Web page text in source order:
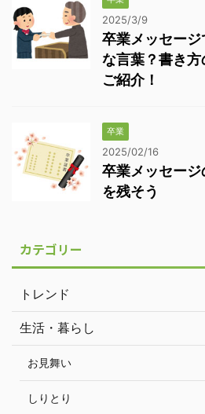
2025/3/9
卒業メッセー
な言葉？書き
ご紹介！
卒業
2025/02/16
卒業メッセー
を残そう
カテゴリー
トレンド
生活・暮らし
お見舞い
しりとり